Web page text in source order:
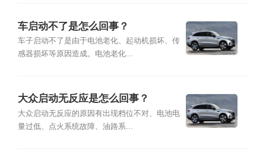
车启动不了是怎么回事？
车子启动不了是由于电池老化、起动机损坏、传
感器损坏等原因造成。电池老化...
大众启动无反应是怎么回事？
大众启动无反应的原因有出现档位不对、电池电
量过低、点火系统故障、油路系...